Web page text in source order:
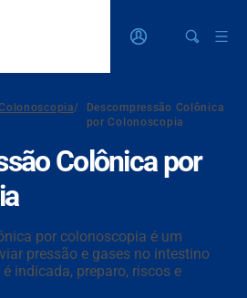
/
Descompressão Colônica
por Colonoscopia
Colônica por
por colonoscopia é um
pressão e gases no intestino
indicada, preparo, riscos e